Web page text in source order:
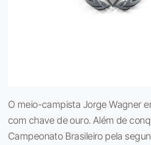
O meio-campista Jorge Wagner
com chave de ouro. Além de
Campeonato Brasileiro pela